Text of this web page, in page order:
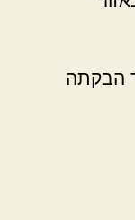
הבקתה